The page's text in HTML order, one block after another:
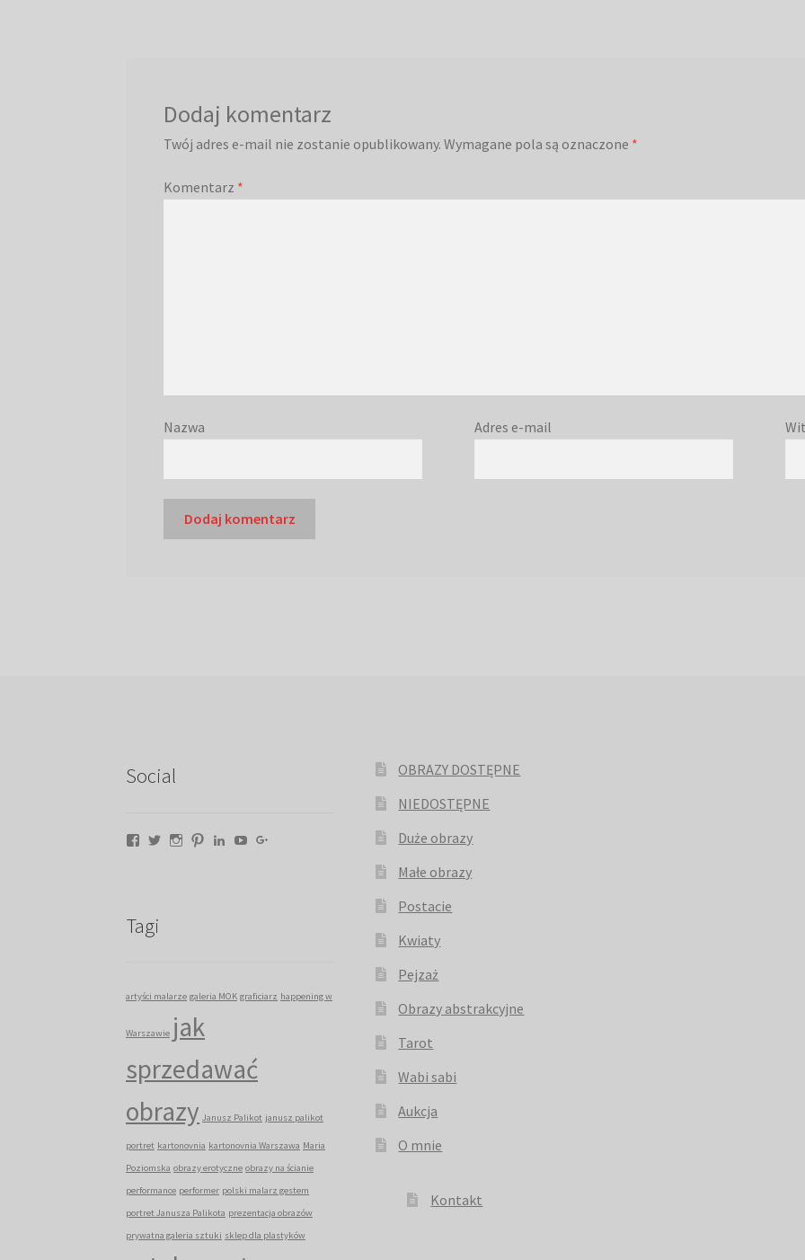
Dodaj komentarz
Twój adres e-mail nie zostanie opublikowany. Wymagane pola są oznaczone *
Komentarz *
Nazwa Adres e-mail
Social
Facebook
TwitterInstagram
PinterestLinkedInYouTube
Tagi
artyści malarze galeria MOK graficiarz happening w
Warszawie jak
sprzedawać
obrazy Janusz Palikot janusz palikot
portret kartonovnia kartonovnia Warszawa Maria
Poziomska obrazy erotyczne obrazy na ścianie
performance performer polski malarz gestem
portret Janusza Palikota prezentacja obrazów
prywatna galeria sztuki sklep dla plastyków
OBRAZY DOSTĘPNE
NIEDOSTĘPNE
Duże obrazy
Małe obrazy
Postacie
Kwiaty
Pejzaż
Obrazy abstrakcyjne
Tarot
Wabi sabi
Aukcja
O mnie
Kontakt